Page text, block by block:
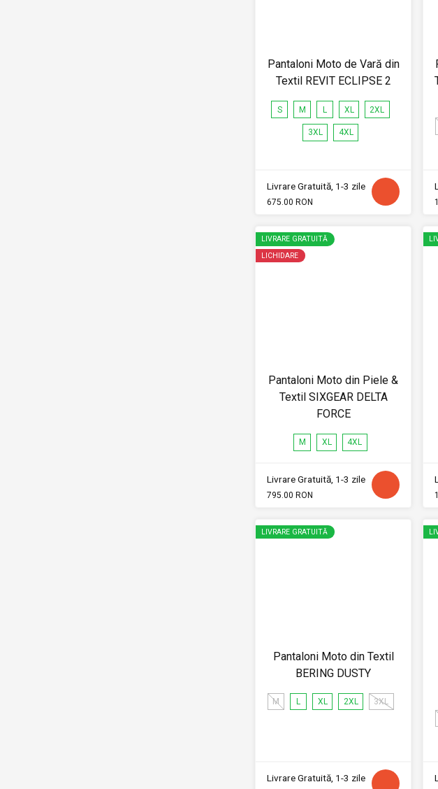
Pantaloni Moto de Vară din
Textil REVIT ECLIPSE 2
S M L XL 2XL
3XL 4XL
Livrare Gratuită, 1-3 zile
675.00 RON
LIVRARE GRATUITĂ
LICHIDARE
Pantaloni Moto din Piele &
Textil SIXGEAR DELTA
FORCE
M XL 4XL
Livrare Gratuită, 1-3 zile
795.00 RON
LIVRARE GRATUITĂ
Pantaloni Moto din Textil
BERING DUSTY
M L XL 2XL 3XL
Livrare Gratuită, 1-3 zile